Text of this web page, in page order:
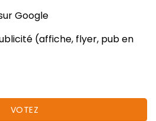
Google
(affiche, flyer, pub en
VOTEZ